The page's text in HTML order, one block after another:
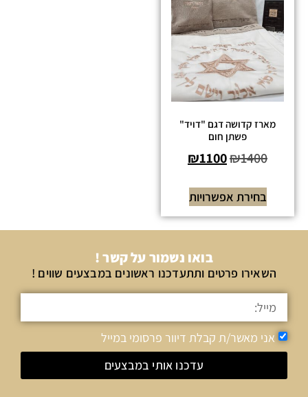
מארז קדושה דגם "דויד"
פשתן חום
₪1400
₪1100
בחירת אפשרויות
בואו נשמור על קשר !
השאירו פרטים ותתעדכנו ראשונים במבצעים שווים !
אני מאשר/ת קבלת דיוור פרסומי במייל
עדכנו אותי במבצעים